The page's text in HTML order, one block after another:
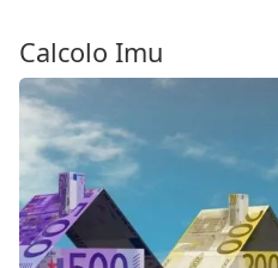
Calcolo Imu